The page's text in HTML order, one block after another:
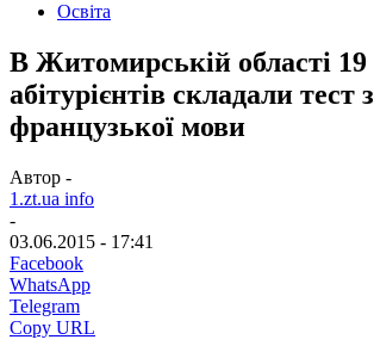
Освіта
В Житомирській області 19
абітурієнтів складали тест з
французької мови
Автор -
1.zt.ua info
-
03.06.2015 - 17:41
Facebook
WhatsApp
Telegram
Copy URL